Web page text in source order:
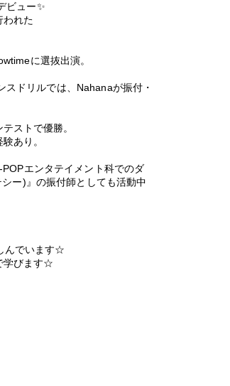
ビュー✨
われた
に選抜出演。
ドリルでは、 Nahanaが振付・
ストで優勝。
あり。
エンタテイメント科でのダ
ー)』の振付師としても活動中​
んでいます☆​
学びます☆